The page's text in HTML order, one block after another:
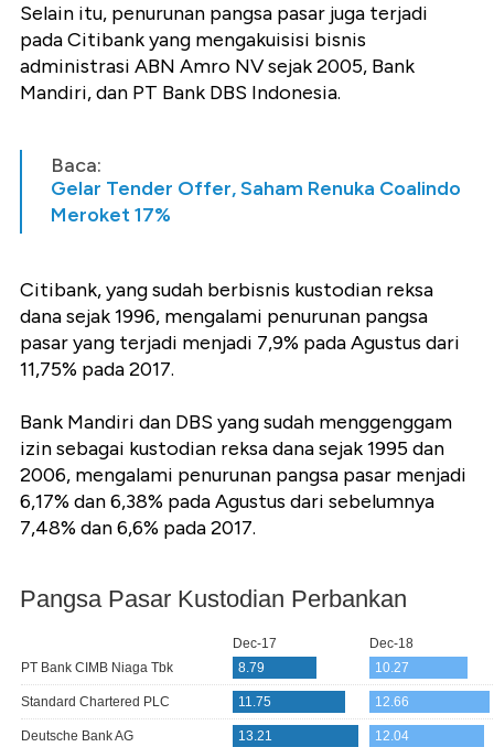
Selain itu, penurunan pangsa pasar juga terjadi
pada Citibank yang mengakuisisi bisnis
administrasi ABN Amro NV sejak 2005, Bank
Mandiri, dan PT Bank DBS Indonesia.
Baca:
Gelar Tender Offer, Saham Renuka Coalindo
Meroket 17%
Citibank, yang sudah berbisnis kustodian reksa
dana sejak 1996, mengalami penurunan pangsa
pasar yang terjadi menjadi 7,9% pada Agustus dari
11,75% pada 2017.
Bank Mandiri dan DBS yang sudah menggenggam
izin sebagai kustodian reksa dana sejak 1995 dan
2006, mengalami penurunan pangsa pasar menjadi
6,17% dan 6,38% pada Agustus dari sebelumnya
7,48% dan 6,6% pada 2017.